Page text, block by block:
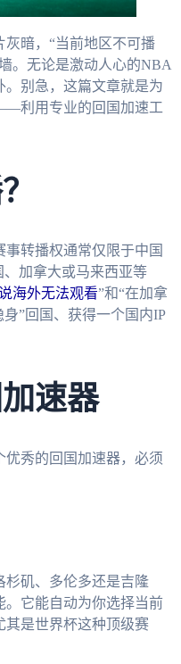
暗，“当前地区不可播
。无论是激动人心的NBA
别急，这篇文章就是为
利用专业的回国加速工
转播权通常仅限于中国
加拿大或马来西亚等
海外无法观看”和“在加拿
”回国、获得一个国内IP
速器
秀的回国加速器，必须
杉矶、多伦多还是吉隆
它能自动为你选择当前
其是世界杯这种顶级赛